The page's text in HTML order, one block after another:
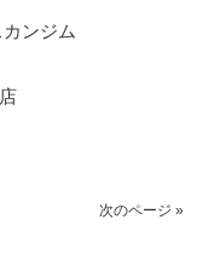
ンジム
次のページ »